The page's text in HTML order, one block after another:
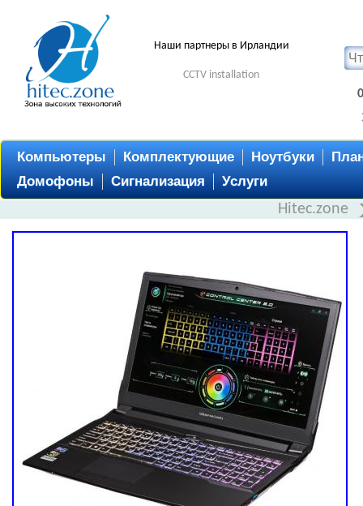
Наши партнеры в Ирландии
CCTV installation
Компьютеры Комплектующие Ноутбуки
Домофоны
Сигнализация Услуги
Hitec.zone